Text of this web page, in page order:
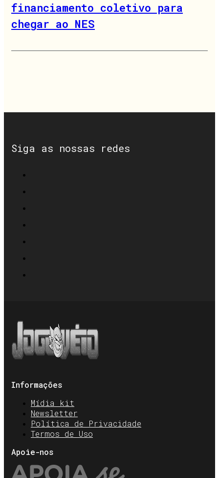
financiamento coletivo para
chegar ao NES
Siga as nossas redes
Informações
Mídia kit
Newsletter
Política de Privacidade
Termos de Uso
Apoie-nos